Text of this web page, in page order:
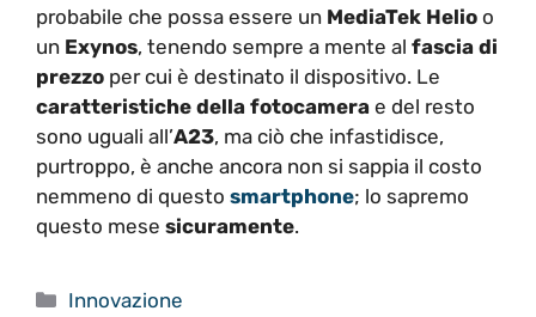
probabile che possa essere un MediaTek Helio o
un Exynos, tenendo sempre a mente al fascia di
prezzo per cui è destinato il dispositivo. Le
caratteristiche della fotocamera e del resto
sono uguali all’A23, ma ciò che infastidisce,
purtroppo, è anche ancora non si sappia il costo
nemmeno di questo smartphone; lo sapremo
questo mese sicuramente.
Categorie
Innovazione